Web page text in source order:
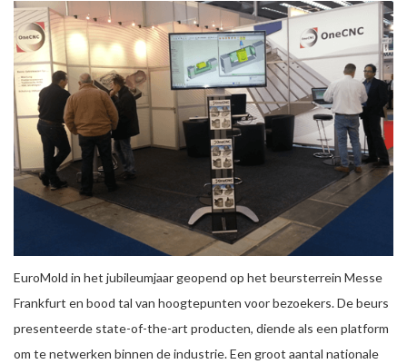
EuroMold in het jubileumjaar geopend op het beursterrein Messe
Frankfurt en bood tal van hoogtepunten voor bezoekers. De beurs
presenteerde state-of-the-art producten, diende als een platform
om te netwerken binnen de industrie. Een groot aantal nationale